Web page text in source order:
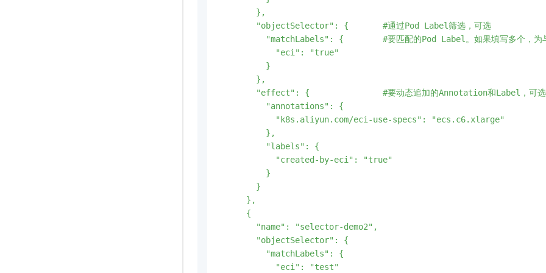
        },
        "objectSelector": {       #通过Pod Label筛选，可选
"matchLabels": {        #要匹配的Pod Label。如果填写多个，为
            "eci": "true"
          }
        },
        "effect": {               #要动态追加的Annotation和Label，可选
          "annotations": {
            "k8s.aliyun.com/eci-use-specs": "ecs.c6.xlarge"
          },
          "labels": {
            "created-by-eci": "true"
          }
        }
      },
      {
        "name": "selector-demo2",
        "objectSelector": {
          "matchLabels": {
            "eci": "test"